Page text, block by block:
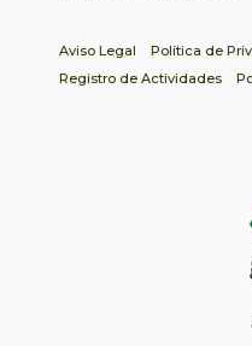
Aviso Legal Política de
Registro de Actividades